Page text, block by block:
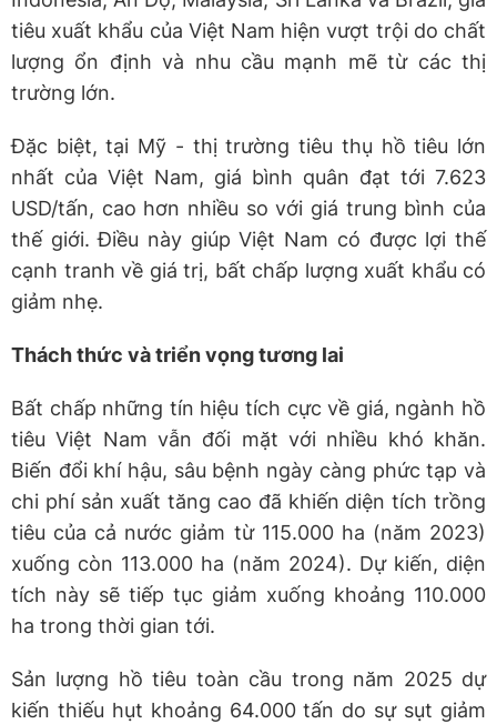
tiêu xuất khẩu của Việt Nam hiện vượt trội do chất
lượng ổn định và nhu cầu mạnh mẽ từ các thị
trường lớn.
Đặc biệt, tại Mỹ - thị trường tiêu thụ hồ tiêu lớn
nhất của Việt Nam, giá bình quân đạt tới 7.623
USD/tấn, cao hơn nhiều so với giá trung bình của
thế giới. Điều này giúp Việt Nam có được lợi thế
cạnh tranh về giá trị, bất chấp lượng xuất khẩu có
giảm nhẹ.
Thách thức và triển vọng tương lai
Bất chấp những tín hiệu tích cực về giá, ngành hồ
tiêu Việt Nam vẫn đối mặt với nhiều khó khăn.
Biến đổi khí hậu, sâu bệnh ngày càng phức tạp và
chi phí sản xuất tăng cao đã khiến diện tích trồng
tiêu của cả nước giảm từ 115.000 ha (năm 2023)
xuống còn 113.000 ha (năm 2024). Dự kiến, diện
tích này sẽ tiếp tục giảm xuống khoảng 110.000
ha trong thời gian tới.
Sản lượng hồ tiêu toàn cầu trong năm 2025 dự
kiến thiếu hụt khoảng 64.000 tấn do sự sụt giảm